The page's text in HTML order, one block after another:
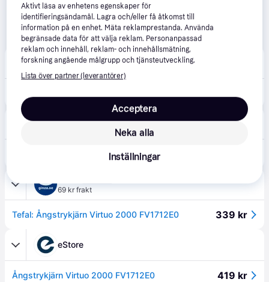
Fyndiq
Teknikproffset
Tefal Ångstrykjärn Virtuo 2000 FV1712E0
69 kr frakt
Tefal: Ångstrykjärn Virtuo 2000 FV1712E0 339 kr
eStore
Ångstrykjärn Virtuo 2000 FV1712E0 419 kr
Aktivt läsa av enhetens egenskaper för
identifieringsändamål. Lagra och/eller få åtkomst till
information på en enhet. Mäta reklamprestanda. Använda
begränsade data för att välja reklam. Personanpassad
reklam och innehåll, reklam- och innehållsmätning,
forskning angående målgrupp och tjänsteutveckling.
Lista över partner (leverantörer)
Neka alla
Acceptera
Inställningar